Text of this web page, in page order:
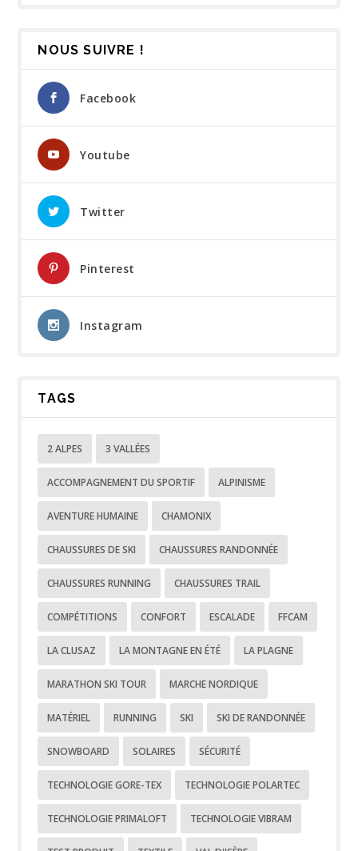
NOUS SUIVRE !
Facebook
Youtube
Twitter
Pinterest
Instagram
TAGS
2 ALPES 3 VALLÉES
ACCOMPAGNEMENT DU SPORTIF ALPINISME
AVENTURE HUMAINE CHAMONIX
CHAUSSURES DE SKI CHAUSSURES RANDONNÉE
CHAUSSURES RUNNING CHAUSSURES TRAIL
COMPÉTITIONS CONFORT ESCALADE FFCAM
LA CLUSAZ LA MONTAGNE EN ÉTÉ LA PLAGNE
MARATHON SKI TOUR MARCHE NORDIQUE
MATÉRIEL RUNNING SKI SKI DE RANDONNÉE
SNOWBOARD SOLAIRES SÉCURITÉ
TECHNOLOGIE GORE-TEX TECHNOLOGIE POLARTEC
TECHNOLOGIE PRIMALOFT TECHNOLOGIE VIBRAM